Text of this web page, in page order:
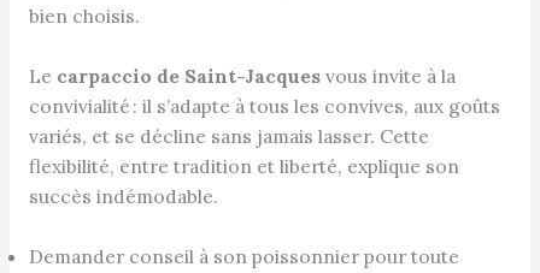
bien choisis.
Le carpaccio de Saint-Jacquesvous invite à la
convivialité : il s’adapte à tous les convives, aux goûts
variés, et se décline sans jamais lasser. Cette
flexibilité, entre tradition et liberté, explique son
succès indémodable.
Demander conseil à son poissonnier pour toute